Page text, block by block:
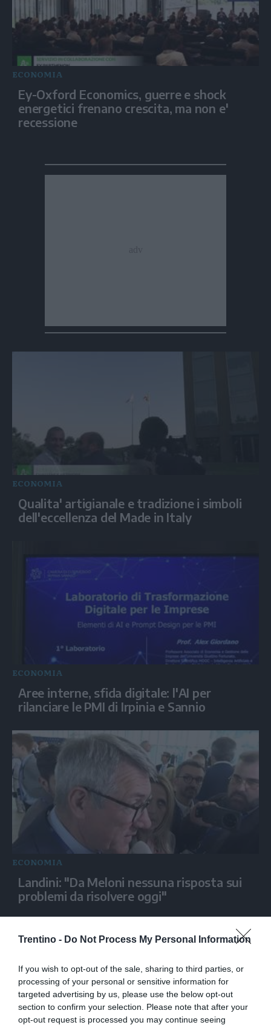
Trentino - Do Not Process My Personal Information
If you wish to opt-out of the sale, sharing to third parties, or
processing of your personal or sensitive information for
targeted advertising by us, please use the below opt-out
section to confirm your selection. Please note that after your
opt-out request is processed you may continue seeing
ECONOMIA
Ey-Oxford Economics, guerre e shock
energetici frenano crescita, ma non e'
recessione
ECONOMIA
Qualita' artigianale e tradizione i simboli
dell'eccellenza del Made in Italy
ECONOMIA
Aree interne, sfida digitale: l'AI per
rilanciare le PMI di Irpinia e Sannio
ECONOMIA
Landini: "Da Meloni nessuna risposta sui
problemi da risolvere oggi"